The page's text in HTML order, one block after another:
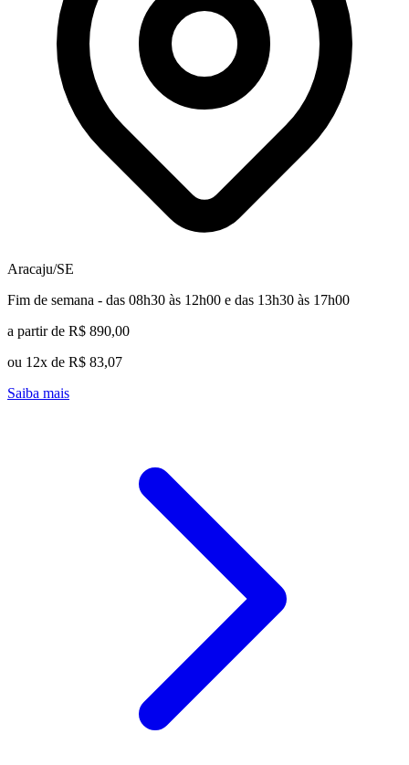
Aracaju/SE
Fim de semana - das 08h30 às 12h00 e das 13h30 às 17h00
a partir de R$ 890,00
ou 12x de R$ 83,07
Saiba mais